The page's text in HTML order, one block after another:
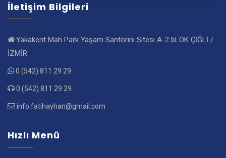
İletişim Bilgileri
Yakakent Mah Park Yaşam Santorini Sitesi A-2 bLOK ÇİĞLİ /
İZMİR
0 (542) 811 29 29
0 (542) 811 29 29
info.fatihayhan@gmail.com
Hızlı Menü